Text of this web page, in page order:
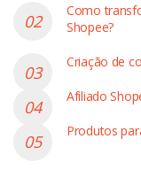
Como
Shopee?
Criação de
Afiliado
Produtos